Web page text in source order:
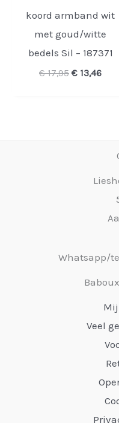
koord armband wit
met goud/witte
bedels Sil – 187371
€17,95 € 13,46
Whatsapp/
Veel